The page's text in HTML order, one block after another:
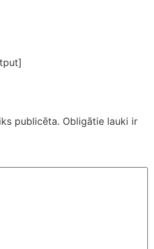
publicēta. Obligātie lauki ir